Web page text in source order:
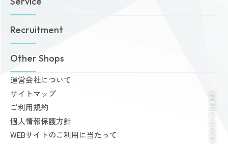
お知らせ
店舗一覧
ご予約から無料体験・見学までの流れ
料金案内
入会手続きのご案内
お支払いについて
よくあるご質問
会員様からいただいた声
Amazonesのパーソナルトレーニング
AI姿勢診断・改善
Recruitment
Other Shops
完全個室PRIVATE GYM Highness
24時間ジム Amazones & Hercules
AMAZONES ONLINE SHOP
運営会社について
サイトマップ
ご利用規約
個人情報保護方針
WEBサイトのご利用に当たって
SCROLL DOWN